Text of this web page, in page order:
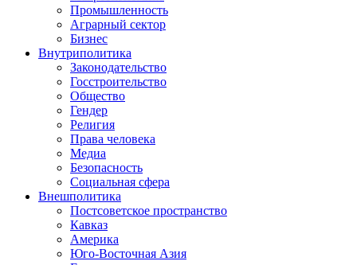
Промышленность
Аграрный сектор
Бизнес
Внутриполитика
Законодательство
Госстроительство
Общество
Гендер
Религия
Права человека
Медиа
Безопасность
Социальная сфера
Внешполитика
Постсоветское пространство
Кавказ
Америка
Юго-Восточная Азия